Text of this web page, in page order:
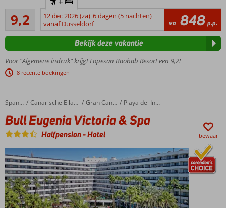
Afrikaanse
sferen in
dit
veelzijdige
Meloneras
5 zwembaden en 2
kinderzwembaden
Halfpension
en
ook
mogelijk
Lopesan:
ultieme
vakantie
ervaring
9,2
Uitstekend
419
beoordelingen
12 dec 2026 (za) 6 dagen (5 nachten)
vanaf Düsseldorf
va 848 p.p.
Voor “Algemene indruk” krijgt Lopesan Baobab Resort een 9,2!
8 recente boekingen
Bekijk deze vakantie
Home Spanje Canarische Eilanden Gran Canaria Playa del Ingles
Bull Eugenia Victoria & Spa
Bull Eugenia Victoria & Spa
Halfpension-Hotel bewaar